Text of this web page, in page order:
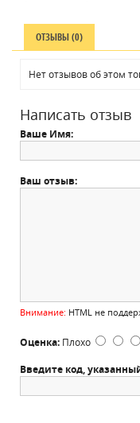
ОТЗЫВЫ (0)
Нет отзывов об этом
Написать отзыв
Ваше Имя:
Ваш отзыв:
Внимание: HTML не
Оценка: Плохо
Введите код,